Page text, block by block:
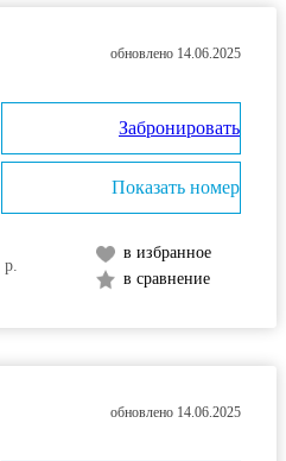
р.
обновлено 14.06.2025
в избранное
в сравнение
Забронировать
Показать номер
обновлено 14.06.2025